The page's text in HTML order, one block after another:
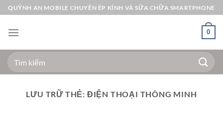
Bỏ
qua
nội
QUỲNH AN MOBILE CHUYÊN ÉP KÍNH VÀ SỬA CHỮA SMARTPHONE
0
Tìm
kiếm:
LƯU TRỮ THẺ: ĐIỆN THOẠI THÔNG MINH